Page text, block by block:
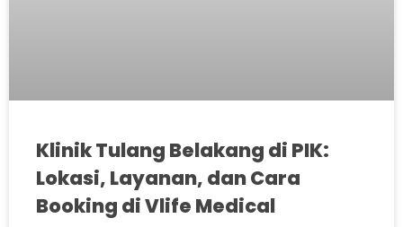
Klinik Tulang Belakang di PIK:
Lokasi, Layanan, dan Cara
Booking di Vlife Medical